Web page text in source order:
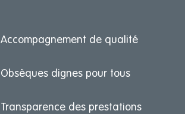
Accompagnement de qualité
Obsèques dignes pour tous
Transparence des prestations